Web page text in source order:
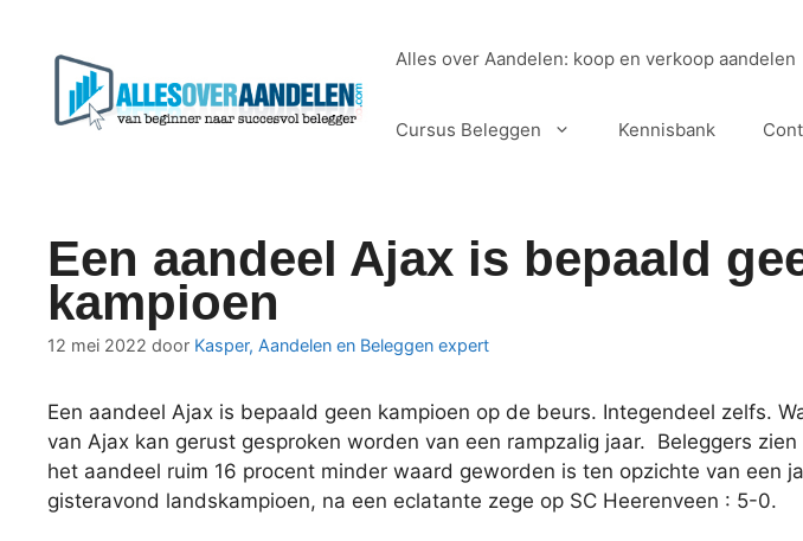
Alles over Aandelen: koop en verkoop aandelen
Cursus Beleggen Kennisbank
Een aandeel Ajax is bepaald
kampioen
12 mei 2022 door Kasper, Aandelen en Beleggen expert
Een aandeel Ajax is bepaald geen kampioen op de beurs. Integendeel zelfs.
van Ajax kan gerust gesproken worden van een rampzalig jaar. Beleggers
het aandeel ruim 16 procent minder waard geworden is ten opzichte van een
gisteravond landskampioen, na een eclatante zege op SC Heerenveen : 5-0.